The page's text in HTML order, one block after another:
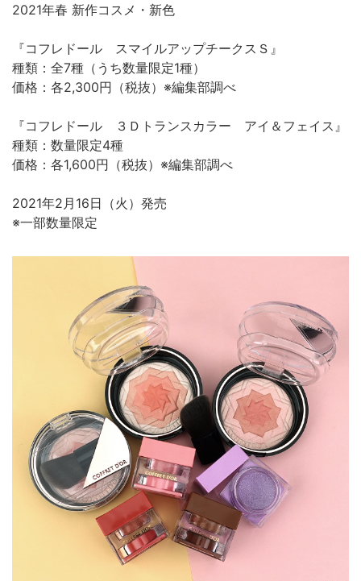
2021年春 新作コスメ・新色
『コフレドール スマイルアップチークスＳ』
種類：全7種（うち数量限定1種）
価格：各2,300円（税抜）※編集部調べ
『コフレドール ３Ｄトランスカラー アイ＆フェイス』
種類：数量限定4種
価格：各1,600円（税抜）※編集部調べ
2021年2月16日（火）発売
※一部数量限定